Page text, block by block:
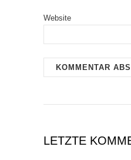
Website
LETZTE